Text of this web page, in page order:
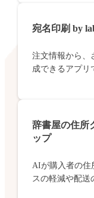
宛名印刷 by
注文情報から、
成できるアプリ
辞書屋の住所
ップ
AIが購入者の住
スの軽減や配送